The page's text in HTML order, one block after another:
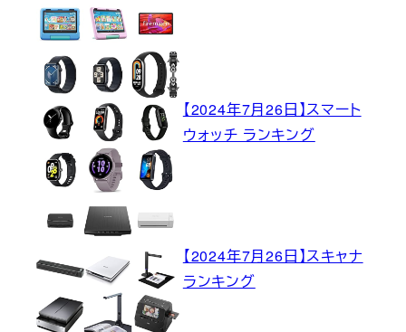
【2024年7月26日】スマート
ウォッチ ランキング
【2024年7月26日】スキャナ
ランキング